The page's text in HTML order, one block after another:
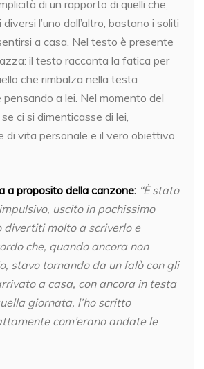
di un rapporto di quelli che,
l’uno dall’altro, bastano i soliti
a casa. Nel testo è presente
il testo racconta la fatica per
che rimbalza nella testa
a lei. Nel momento del
ci si dimenticasse di lei,
di vita personale e il vero obiettivo
a proposito della canzone: “È stato
uscito in pochissimo
divertiti molto a scriverlo e
che, quando ancora non
stavo tornando da un falò con gli
a casa, con ancora in testa
giornata, l’ho scritto
com’erano andate le